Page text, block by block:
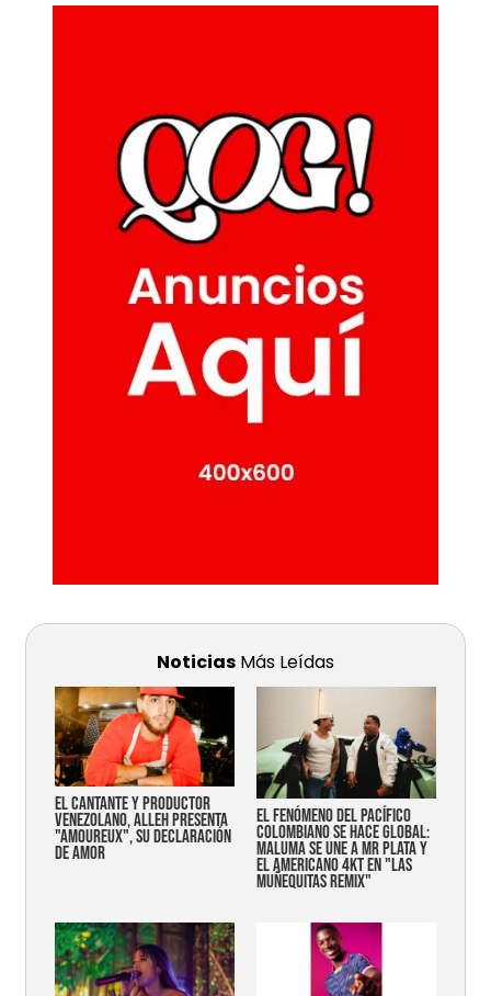
Noticias Más Leídas
EL CANTANTE Y PRODUCTOR
VENEZOLANO, ALLEH PRESENTA
"AMOUREUX", SU DECLARACIÓN
DE AMOR
EL FENÓMENO DEL PACÍFICO
COLOMBIANO SE HACE GLOBAL:
MALUMA SE UNE A MR PLATA Y
EL AMERICANO 4KT EN "LAS
MUÑEQUITAS REMIX"